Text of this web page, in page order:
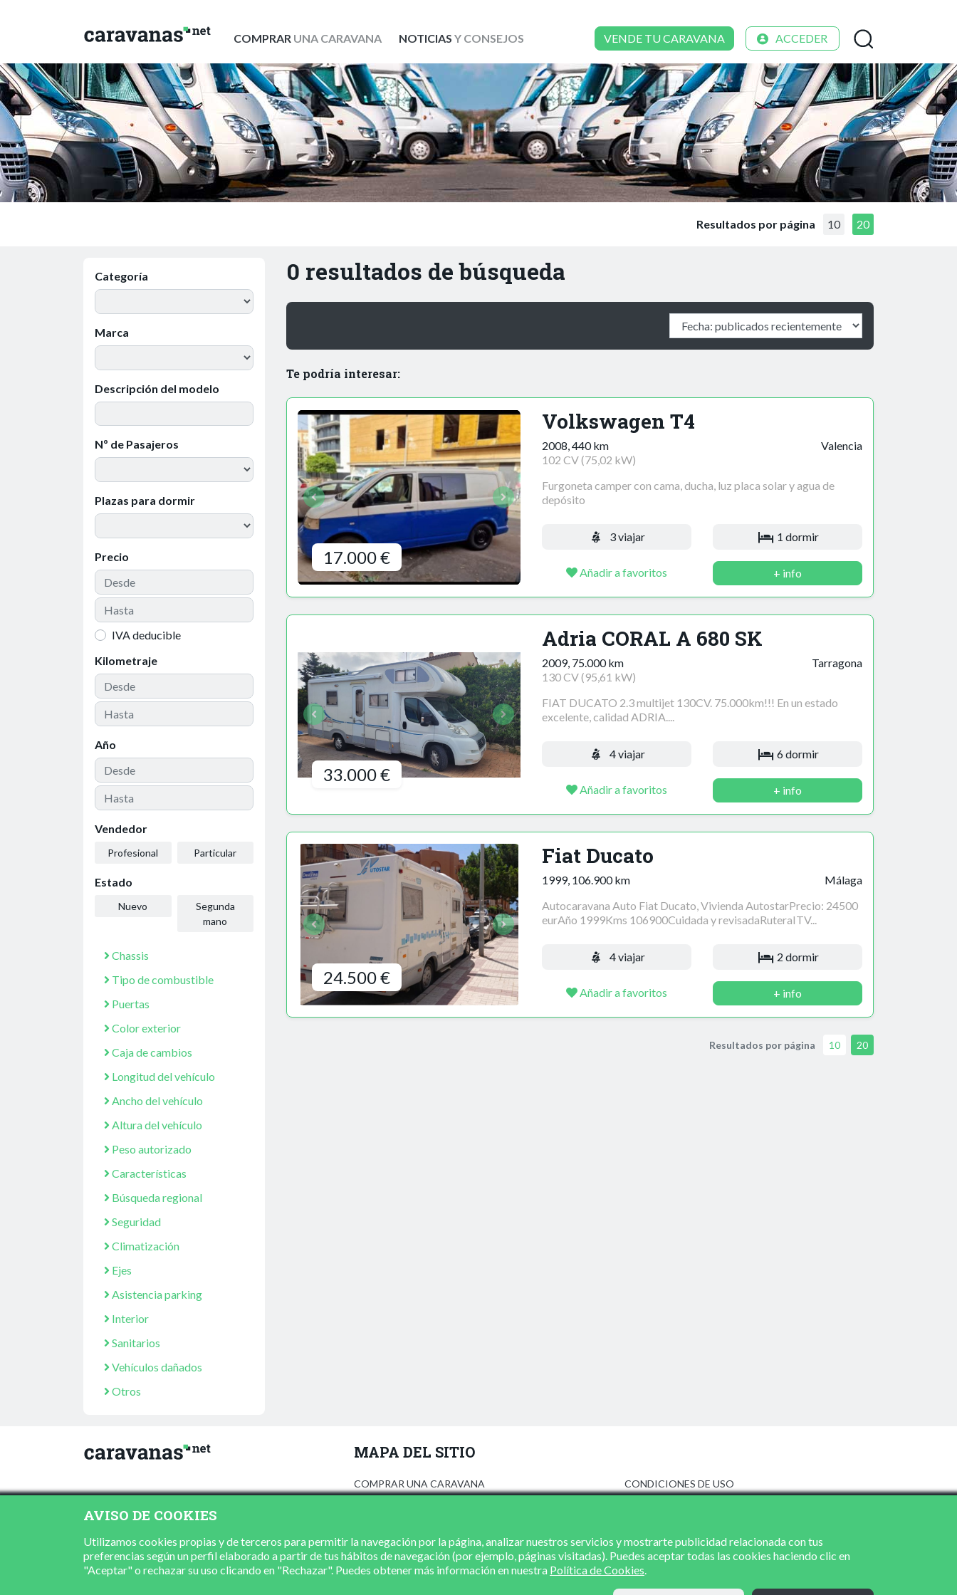
COMPRARUNA CARAVANA NOTICIAS Y CONSEJOS VENDE TU CARAVANA ACCEDER
Resultados por página 10 20
Categoría
Marca
Descripción del modelo
Nº de Pasajeros
Plazas para dormir
Precio
IVA deducible
Kilometraje
Año
Vendedor
Profesional Particular
Estado
Nuevo
Segunda
mano
Chassis
Tipo de combustible
Puertas
Color exterior
Caja de cambios
Longitud del vehículo
Ancho del vehículo
Altura del vehículo
Peso autorizado
Características
Búsqueda regional
Seguridad
Climatización
Ejes
Asistencia parking
Interior
Sanitarios
Vehículos dañados
Otros
0 resultados de búsqueda
Te podría interesar:
17.000 €
Volkswagen T4
2008, 440 km
102 CV (75,02 kW)
Valencia
Furgoneta camper con cama, ducha, luz placa solar y agua de
depósito
3 viajar 1 dormir
Añadir a favoritos + info
33.000 €
Adria CORAL A 680 SK
2009, 75.000 km
130 CV (95,61 kW)
Tarragona
FIAT DUCATO 2.3 multijet 130CV. 75.000km!!! En un estado
excelente, calidad ADRIA....
4 viajar 6 dormir
Añadir a favoritos + info
24.500 €
Fiat Ducato
1999, 106.900 km
Málaga
Autocaravana Auto Fiat Ducato, Vivienda AutostarPrecio: 24500
eurAño 1999Kms 106900Cuidada y revisadaRuteraITV...
4 viajar 2 dormir
Añadir a favoritos + info
Resultados por página 10 20
MAPA DEL SITIO
COMPRAR UNA CARAVANA
CONCESIONARIOS
CONTACTO
CONDICIONES DE USO
POLÍTICA DE COOKIES
AVISO DE COOKIES
Utilizamos cookies propias y de terceros para permitir la navegación por la página, analizar nuestros servicios y mostrarte publicidad relacionada con tus
preferencias según un perfil elaborado a partir de tus hábitos de navegación (por ejemplo, páginas visitadas). Puedes aceptar todas las cookies haciendo clic en
"Aceptar" o rechazar su uso clicando en "Rechazar". Puedes obtener más información en nuestra Política de Cookies.